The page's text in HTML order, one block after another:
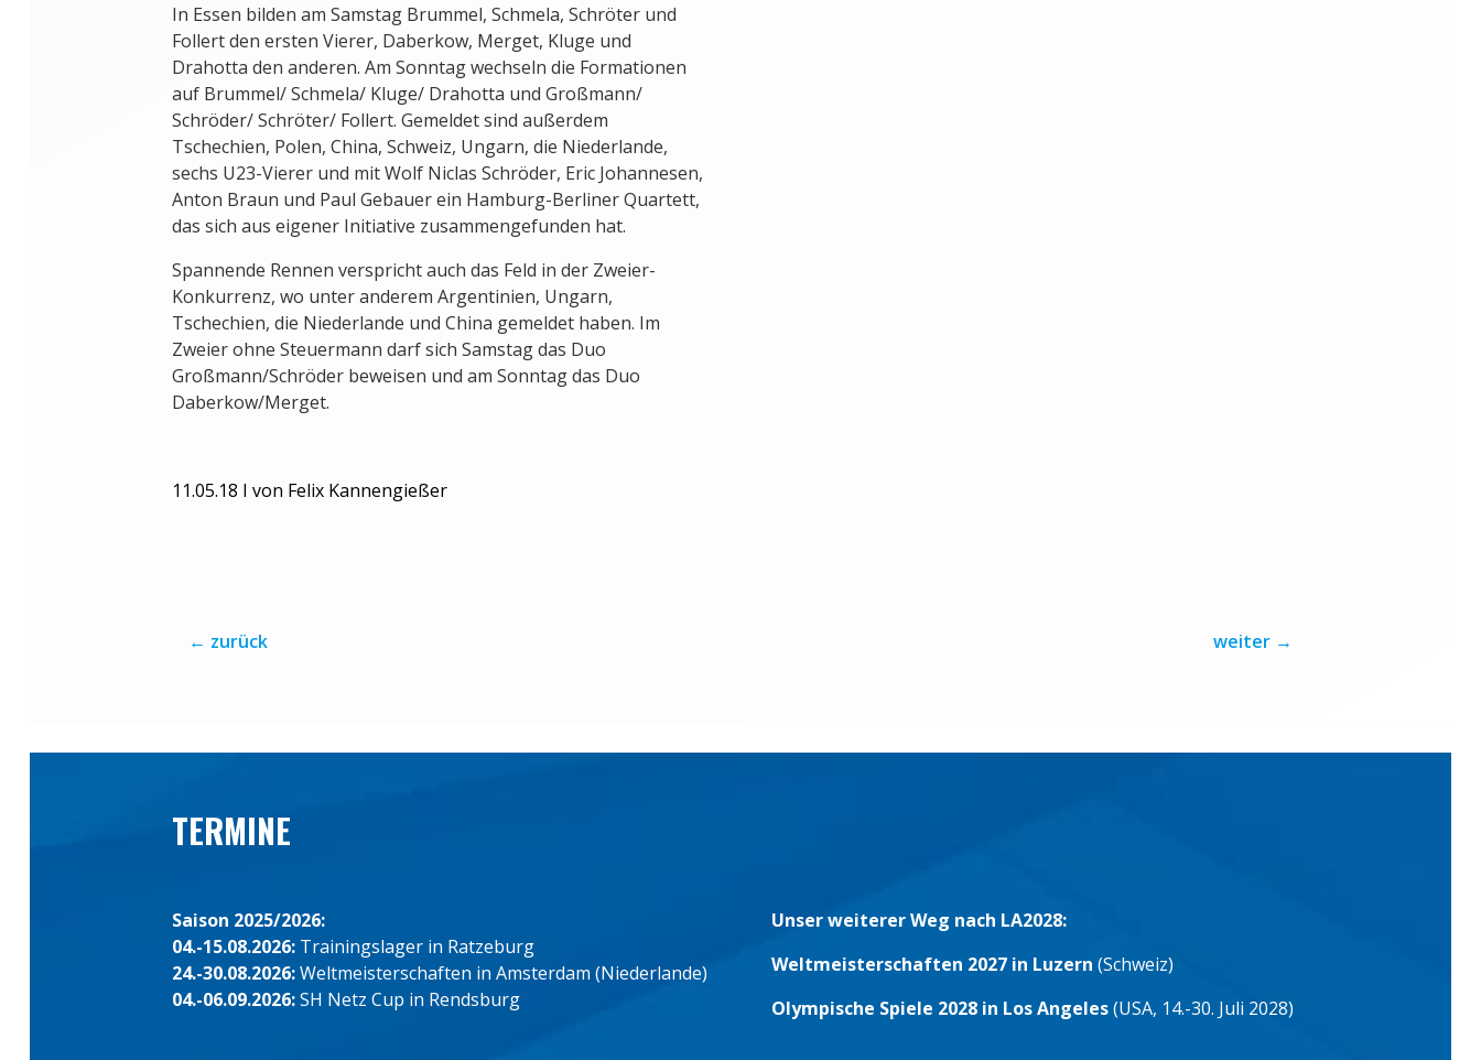
In Essen bilden am Samstag Brummel, Schmela, Schröter und
Follert den ersten Vierer, Daberkow, Merget, Kluge und
Drahotta den anderen. Am Sonntag wechseln die Formationen
auf Brummel/ Schmela/ Kluge/ Drahotta und Großmann/
Schröder/ Schröter/ Follert. Gemeldet sind außerdem
Tschechien, Polen, China, Schweiz, Ungarn, die Niederlande,
sechs U23-Vierer und mit Wolf Niclas Schröder, Eric Johannesen,
Anton Braun und Paul Gebauer ein Hamburg-Berliner Quartett,
das sich aus eigener Initiative zusammengefunden hat.
Spannende Rennen verspricht auch das Feld in der Zweier-
Konkurrenz, wo unter anderem Argentinien, Ungarn,
Tschechien, die Niederlande und China gemeldet haben. Im
Zweier ohne Steuermann darf sich Samstag das Duo
Großmann/Schröder beweisen und am Sonntag das Duo
Daberkow/Merget.
11.05.18 I von Felix Kannengießer
← zurück weiter →
TERMINE
Saison 2025/2026:
04.-15.08.2026: Trainingslager in Ratzeburg
24.-30.08.2026:Weltmeisterschaften in Amsterdam (Niederlande)
04.-06.09.2026:SH Netz Cup in Rendsburg
Unser weiterer Weg nach LA2028:
Weltmeisterschaften 2027 in Luzern (Schweiz)
Olympische Spiele 2028 in Los Angeles(USA, 14.-30. Juli 2028)